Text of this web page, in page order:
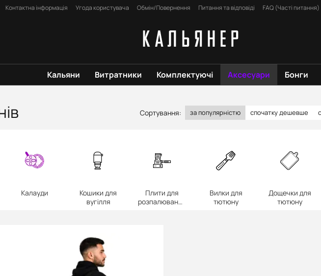
Контактна інформація Угода користувача Обмін/Повернення Питання та відповіді
FAQ (Часті питання)
Кальяни Витратники Комплектуючі Аксесуари Бонги
Сортування: за популярністю спочатку дешевше
Калауди
Кошики для
вугілля
Плити для
розпалювання
Вилки для
тютюну
Дощечки для
тютюну